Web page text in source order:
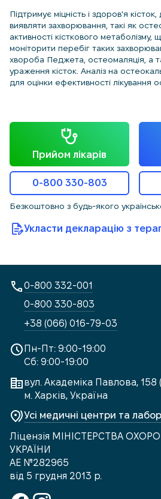
Підтримує міцність і здоров'я
виявляти захворювання, такі як
активності кісткового
моніторити перебіг таких
хвороба Педжета, остеомаляція, а
ураження кісток. Аналіз на
для оцінки ефективності лікування
Прийом лікарів
0-800 330-803
Безкоштовно з будь-якого
Укласти декларацію з
Пн-Пт: 9:00-19:00
Сб: 9:00-19:00
вул. Академіка Павлова, 158
м. Харків, Україна
Усі медичні центри та
Ліцензія МІНІСТЕРСТВА
УКРАЇНИ
АЕ №282965
від 5 грудня 2013 р.
0-800 332-001
0-800 330-803
+38 (066) 016-79-03